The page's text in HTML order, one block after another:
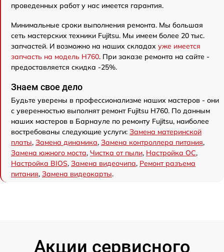
проведенных работ у нас имеется гарантия.
Минимальные сроки выполнения ремонта. Мы большая
сеть мастерских техники Fujitsu. Мы имеем более 20 тыс.
запчастей. И возможно на наших складах уже имеется
запчасть на модель H760. При заказе ремонта на сайте -
предоставляется скидка -25%.
Знаем свое дело
Будьте уверены в профессионализме наших мастеров - они
с уверенностью выполнят ремонт Fujitsu H760. По данным
наших мастеров в Барнауле по ремонту Fujitsu, наиболее
востребованы следующие услуги: Замена материнской
платы, Замена динамика, Замена контроллера питания,
Замена южного моста, Чистка от пыли, Настройка ОС,
Настройка BIOS, Замена видеочипа, Ремонт разъема
питания, Замена видеокарты.
Акции сервисного